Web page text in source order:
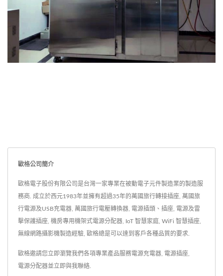
歐格公司簡介
歐格電子股份有限公司是台灣一家專業在被動電子元件製造業的製造服
務商. 成立於西元1983年並擁有超過35年的萬國旅行轉接插座, 萬國旅
行電源及USB充電器, 萬國旅行電壓轉換器, 電源插頭、插座, 電源及雷
擊保護插座, 機房專用機架式電源分配器, IoT 智慧家庭, WiFi 智慧插座,
無線網路攝影機製造經驗, 歐格總是可以達到客戶各種品質的要求.
歐格邀請您立即瀏覽我們各項專業產品服務電源充電器 電源插座
電源分配器並立即與我聯絡